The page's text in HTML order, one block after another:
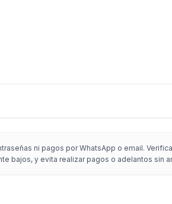
ni pagos por WhatsApp o email.
bajos, y evita realizar pagos o adelantos sin